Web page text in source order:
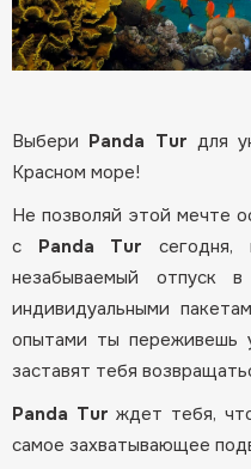
Выбери Panda Tur для
Красном море!
Не позволяй этой мечте
с Panda Tur
незабываемый отпуск в
индивидуальными
опытами ты переживешь
заставят тебя
Panda Tur ждет тебя,
самое захватывающее